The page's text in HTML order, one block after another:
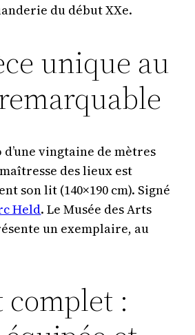
du début XXe.
unique au
vingtaine de mètres
des lieux est
son lit (140×190 cm). Signé
Held. Le Musée des Arts
un exemplaire, au
: